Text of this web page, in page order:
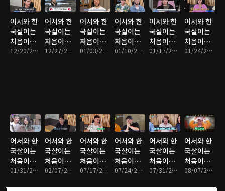
어서와 한
국살이는
처음이지?
: 01회 12/20/2022 • 1시간 15분
어서와 한
국살이는
처음이지?
: 02회 12/27/2022 • 1시간 12분
어서와 한
국살이는
처음이지?
: 03회 01/03/2023 • 1시간 17분
어서와 한
국살이는
처음이지?
: 04회 01/10/2023 • 1시간 18분
어서와 한
국살이는
처음이지?
: 05회 01/17/2023 • 1시간 15분
어서와 한
국살이는
처음이지?
: 06회 01/24/2023 • 1시간 12분
어서와 한
국살이는
처음이지?
: 07회 01/31/2023 • 1시간 15분
어서와 한
국살이는
처음이지?
: 08회 02/07/2023 • 1시간 20분
어서와 한
국살이는
처음이지?
: 09회
07/17/2023 • 1시간 21분
어서와 한
국살이는
처음이지?
: 10회 07/24/2023 • 1시간 21분
어서와 한
국살이는
처음이지?
: 11회 07/31/2023 • 1시간 22분
어서와 한
국살이는
처음이지?
: 12회
08/07/2023 • 1시간 19분